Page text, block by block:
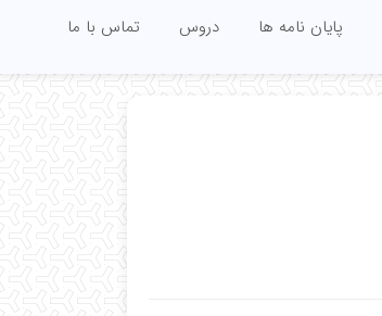
پایان نامه ها دروس تماس با ما